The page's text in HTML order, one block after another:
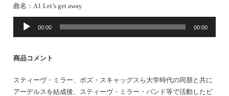
曲名： A1 Let’s get away
音
ー
00:00 00:00
商品コメント
スティーヴ・ミラー、ボズ・スキャッグスら大学時代の同朋と共に
アーデルスを結成後、スティーヴ・ミラー・バンド等で活動したピ